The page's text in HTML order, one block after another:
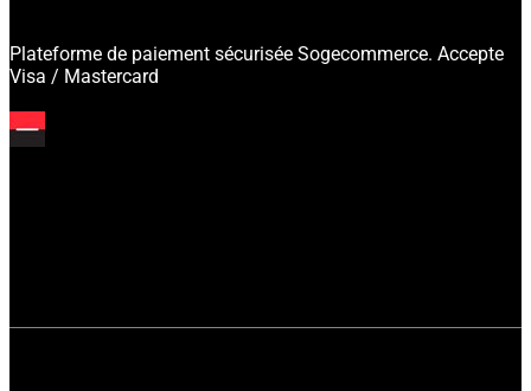
Plateforme de paiement sécurisée Sogecommerce. Accepte
Visa / Mastercard